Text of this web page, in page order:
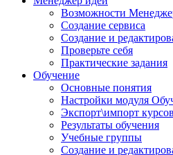
Возможности
Создание сервиса
Создание и
Проверьте себя
Практические задания
Обучение
Основные понятия
Настройки модуля
Экспорт\импорт курсов
Результаты обучения
Учебные группы
Создание и